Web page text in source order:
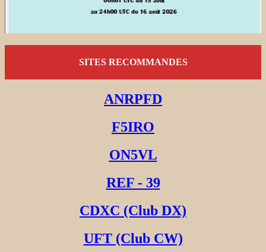
SITES RECOMMANDES
ANRPFD
F5IRO
ON5VL
REF - 39
CDXC (Club DX)
UFT (Club CW)